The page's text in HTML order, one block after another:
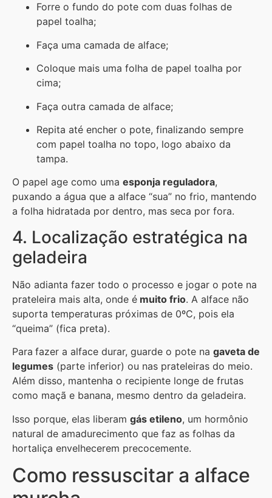
Forre o fundo do pote com duas folhas de
papel toalha;
Faça uma camada de alface;
Coloque mais uma folha de papel toalha por
cima;
Faça outra camada de alface;
Repita até encher o pote, finalizando sempre
com papel toalha no topo, logo abaixo da
tampa.
O papel age como uma esponja reguladora,
puxando a água que a alface “sua” no frio, mantendo
a folha hidratada por dentro, mas seca por fora.
4. Localização estratégica na
geladeira
Não adianta fazer todo o processo e jogar o pote na
prateleira mais alta, onde é muito frio. A alface não
suporta temperaturas próximas de 0ºC, pois ela
“queima” (fica preta).
Para fazer a alface durar, guarde o pote na gaveta de
legumes (parte inferior) ou nas prateleiras do meio.
Além disso, mantenha o recipiente longe de frutas
como maçã e banana, mesmo dentro da geladeira.
Isso porque, elas liberam gás etileno, um hormônio
natural de amadurecimento que faz as folhas da
hortaliça envelhecerem precocemente.
Como ressuscitar a alface